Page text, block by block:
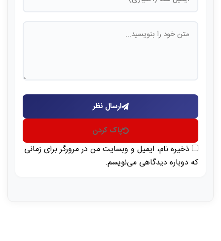
ارسال نظر
پاک کردن
ذخیره نام، ایمیل و وبسایت من در مرورگر برای زمانی
که دوباره دیدگاهی می‌نویسم.